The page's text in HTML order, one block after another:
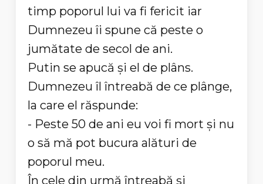
timp poporul lui va fi fericit iar
Dumnezeu îi spune că peste o
jumătate de secol de ani.
Putin se apucă şi el de plâns.
Dumnezeu îl întreabă de ce plânge,
la care el răspunde:
- Peste 50 de ani eu voi fi mort şi nu
o să mă pot bucura alături de
poporul meu.
În cele din urmă întreabă şi